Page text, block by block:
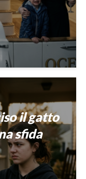
il gatto
sfida